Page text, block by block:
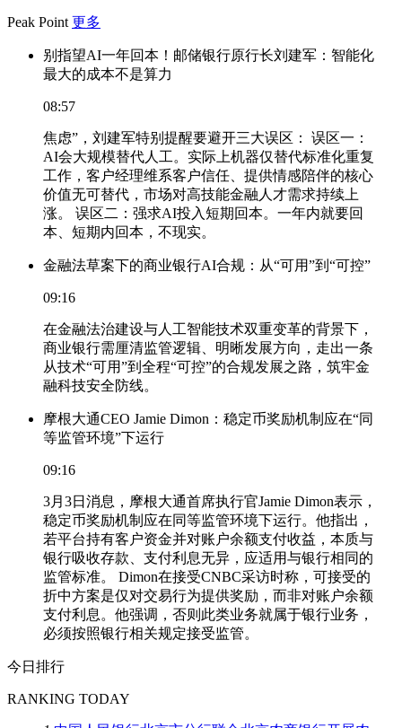
Peak Point 更多
别指望AI一年回本！邮储银行原行长刘建军：智能化
最大的成本不是算力
08:57
焦虑”，刘建军特别提醒要避开三大误区： 误区一：
AI会大规模替代人工。实际上机器仅替代标准化重复
工作，客户经理维系客户信任、提供情感陪伴的核心
价值无可替代，市场对高技能金融人才需求持续上
涨。 误区二：强求AI投入短期回本。一年内就要回
本、短期内回本，不现实。
金融法草案下的商业银行AI合规：从“可用”到“可控”
09:16
在金融法治建设与人工智能技术双重变革的背景下，
商业银行需厘清监管逻辑、明晰发展方向，走出一条
从技术“可用”到全程“可控”的合规发展之路，筑牢金
融科技安全防线。
摩根大通CEO Jamie Dimon：稳定币奖励机制应在“同
等监管环境”下运行
09:16
3月3日消息，摩根大通首席执行官Jamie Dimon表示，
稳定币奖励机制应在同等监管环境下运行。他指出，
若平台持有客户资金并对账户余额支付收益，本质与
银行吸收存款、支付利息无异，应适用与银行相同的
监管标准。 Dimon在接受CNBC采访时称，可接受的
折中方案是仅对交易行为提供奖励，而非对账户余额
支付利息。他强调，否则此类业务就属于银行业务，
必须按照银行相关规定接受监管。
今日排行
RANKING TODAY